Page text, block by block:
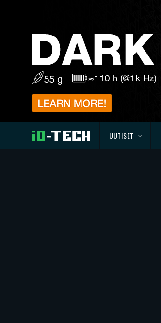
UUTISET